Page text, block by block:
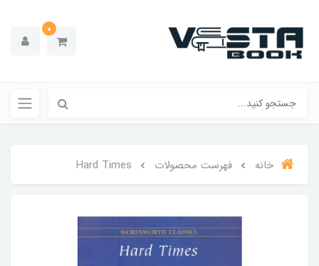
0
خانه فهرست محصولات Hard Times